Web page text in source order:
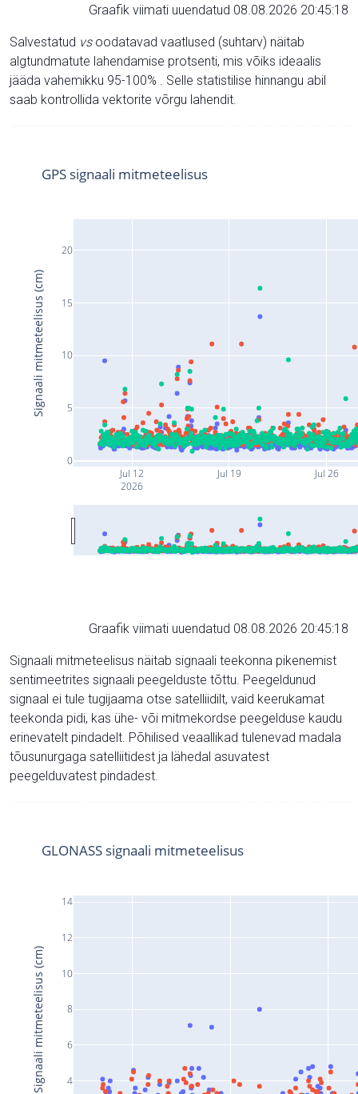
Graafik viimati uuendatud 08.08.2026 20:45:18
Salvestatud vsoodatavad vaatlused (suhtarv) näitab
algtundmatute lahendamise protsenti, mis võiks ideaalis
jääda vahemikku 95-100% . Selle statistilise hinnangu abil
saab kontrollida vektorite võrgu lahendit.
Jul 12
2026
Jul 19 Jul 26
0
5
10
15
20
GPS signaali mitmeteelisus
Signaali mitmeteelisus (cm)
Graafik viimati uuendatud 08.08.2026 20:45:18
Signaali mitmeteelisus näitab signaali teekonna pikenemist
sentimeetrites signaali peegelduste tõttu. Peegeldunud
signaal ei tule tugijaama otse satelliidilt, vaid keerukamat
teekonda pidi, kas ühe- või mitmekordse peegelduse kaudu
erinevatelt pindadelt. Põhilised veaallikad tulenevad madala
tõusunurgaga satelliitidest ja lähedal asuvatest
peegelduvatest pindadest.
4
6
8
10
12
14
GLONASS signaali mitmeteelisus
Signaali mitmeteelisus (cm)